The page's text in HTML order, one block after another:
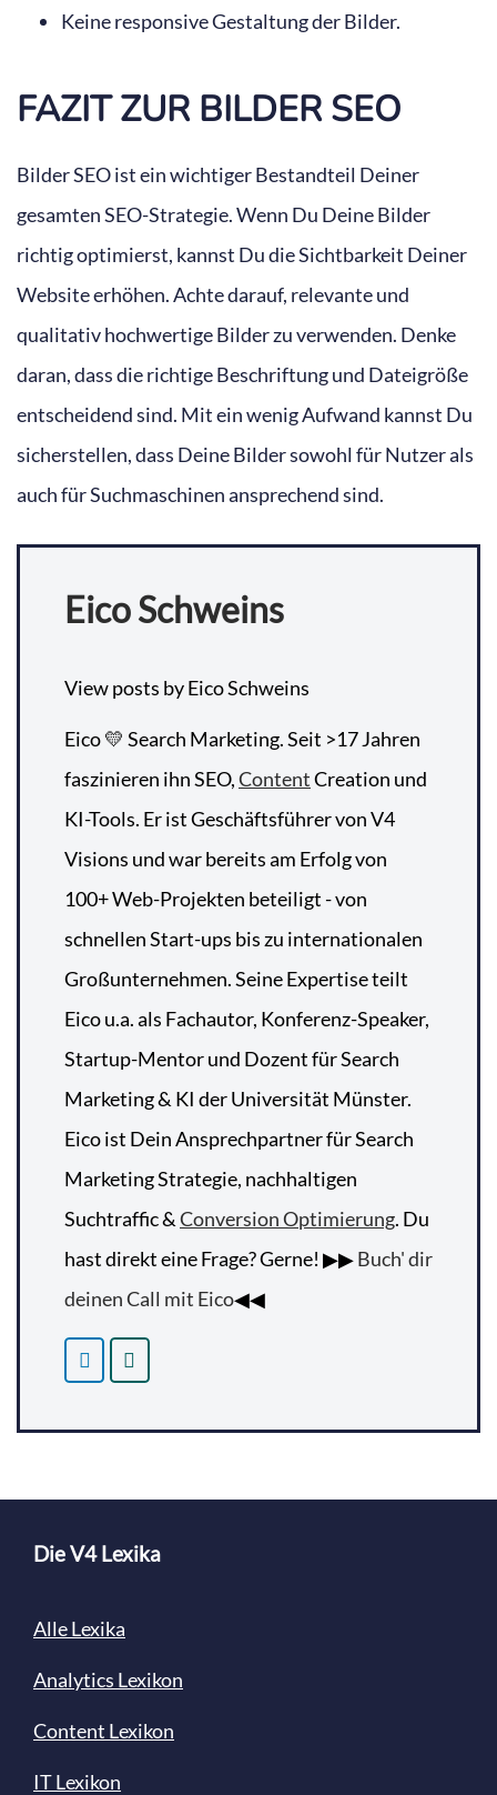
Keine responsive Gestaltung der Bilder.
FAZIT ZUR BILDER SEO
Bilder SEO ist ein wichtiger Bestandteil Deiner
gesamten SEO-Strategie. Wenn Du Deine Bilder
richtig optimierst, kannst Du die Sichtbarkeit Deiner
Website erhöhen. Achte darauf, relevante und
qualitativ hochwertige Bilder zu verwenden. Denke
daran, dass die richtige Beschriftung und Dateigröße
entscheidend sind. Mit ein wenig Aufwand kannst Du
sicherstellen, dass Deine Bilder sowohl für Nutzer als
auch für Suchmaschinen ansprechend sind.
Eico Schweins
View posts by Eico Schweins
Eico 💛 Search Marketing. Seit >17 Jahren
faszinieren ihn SEO,ContentCreation und
KI-Tools. Er ist Geschäftsführer von V4
Visions und war bereits am Erfolg von
100+ Web-Projekten beteiligt - von
schnellen Start-ups bis zu internationalen
Großunternehmen. Seine Expertise teilt
Eico u.a. als Fachautor, Konferenz-Speaker,
Startup-Mentor und Dozent für Search
Marketing & KI der Universität Münster.
Eico ist Dein Ansprechpartner für Search
Marketing Strategie, nachhaltigen
Suchtraffic &Conversion Optimierung. Du
hast direkt eine Frage? Gerne! ▶▶Buch' dir
deinen Call mit Eico◀◀
Die V4 Lexika
Alle Lexika
Analytics Lexikon
Content Lexikon
IT Lexikon